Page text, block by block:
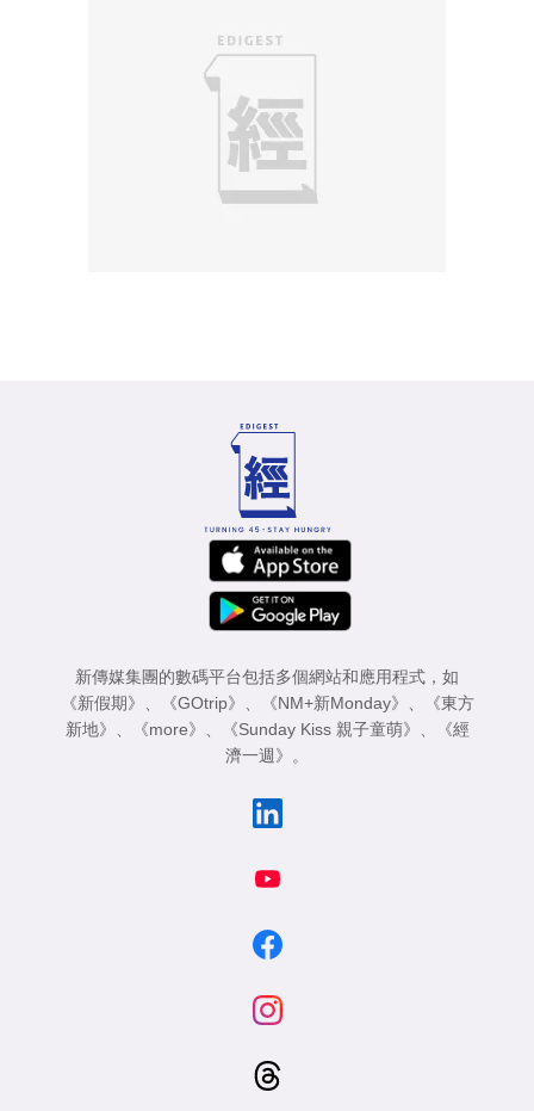
新傳媒集團的數碼平台包括多個網站和應用程式，如
《新假期》
《GOtrip》 《NM+新Monday》
《東方
新地》
《more》 《Sunday Kiss 親子童萌》
《經
濟一週》
。